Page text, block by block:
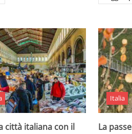
città italiana con il
Italia
La